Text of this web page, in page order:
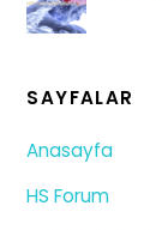
SAYFALAR
Anasayfa
HS Forum